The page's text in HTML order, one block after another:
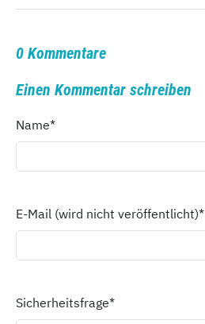
0 Kommentare
Einen Kommentar schreiben
Name*
E-Mail (wird nicht veröffentlicht)*
Sicherheitsfrage*